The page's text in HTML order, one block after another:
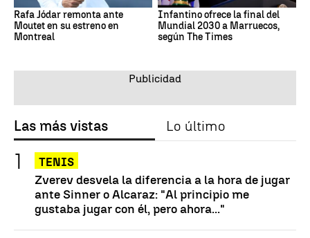
Rafa Jódar remonta ante
Moutet en su estreno en
Montreal
Infantino ofrece la final del
Mundial 2030 a Marruecos,
según The Times
Las más vistas Lo último
TENIS
Zverev desvela la diferencia a la hora de jugar
ante Sinner o Alcaraz: "Al principio me
gustaba jugar con él, pero ahora..."